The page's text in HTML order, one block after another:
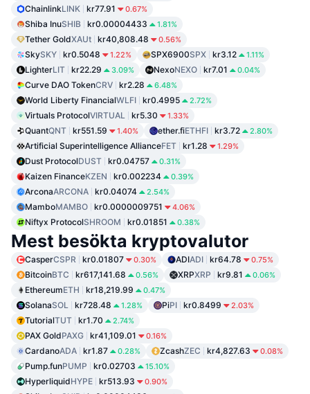
ChainlinkLINK kr77.91 0.67%
Shiba InuSHIB kr0.00004433 1.81%
Tether GoldXAUt kr40,808.48 0.56%
SkySKY kr0.5048 1.22% SPX6900SPX kr3.12 1.11%
LighterLIT kr22.29 3.09% NexoNEXO kr7.01 0.04%
Curve DAO TokenCRV kr2.28 6.48%
World Liberty FinancialWLFI kr0.4995 2.72%
Virtuals ProtocolVIRTUAL kr5.30 1.33%
QuantQNT kr551.59 1.40% ether.fiETHFI kr3.72 2.80%
Artificial Superintelligence AllianceFET kr1.28 1.29%
Dust ProtocolDUST kr0.04757 0.31%
Kaizen FinanceKZEN kr0.002234 0.39%
ArconaARCONA kr0.04074 2.54%
MamboMAMBO kr0.0000009751 4.06%
Niftyx ProtocolSHROOM kr0.01851 0.38%
Mest besökta kryptovalutor
CasperCSPR kr0.01807 0.30% ADIADI kr64.78 0.75%
BitcoinBTC kr617,141.68 0.56% XRPXRP kr9.81 0.06%
EthereumETH kr18,219.99 0.47%
SolanaSOL kr728.48 1.28% PiPI kr0.8499 2.03%
TutorialTUT kr1.70 2.74%
PAX GoldPAXG kr41,109.01 0.16%
CardanoADA kr1.87 0.28% ZcashZEC kr4,827.63 0.08%
Pump.funPUMP kr0.02703 15.10%
HyperliquidHYPE kr513.93 0.90%